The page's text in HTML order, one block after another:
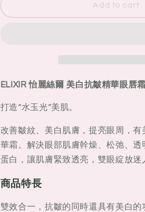
怡
白
皺
華
眼
唇
怡
爾
白
皺
華
眼
唇
Add to cart
ELIXIR 怡麗絲爾 美白抗皺精華眼唇霜
打造“水玉光”美肌。
改善皺紋、美白肌膚，提亮眼周，
華霜。解決眼部肌膚幹燥、松弛、
蛋白，讓肌膚緊致透亮，雙眼綻放迷
商品特長
雙效合一，抗皺的同時還具有美白的